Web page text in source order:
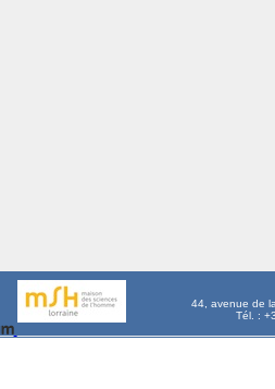
44, avenue de
Tél. :